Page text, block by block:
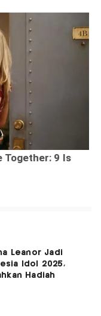
Leanor Jadi
Idol 2025,
Hadiah